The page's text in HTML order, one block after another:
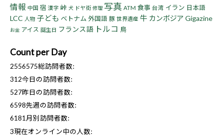
情報 中国 宿 漢字 峠 犬 ドヤ街 修理 写真 ATM 食事 台湾 イラン 日本語
LCC 人物 子ども ベトナム 外国語 豚 世界遺産 牛 カンボジア Gigazine
お金 アイス 誕生日 フランス語 トルコ 鳥
Count per Day
2556575総訪問者数:
312今日の訪問者数:
527昨日の訪問者数:
6598先週の訪問者数:
6181月別訪問者数:
3現在オンライン中の人数: